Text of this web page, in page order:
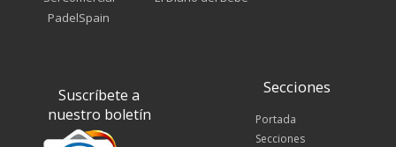
PadelSpain
Suscríbete a
nuestro boletín
Secciones
Portada
Secciones